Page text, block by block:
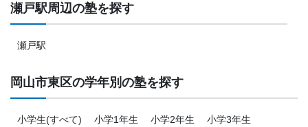
瀬戸駅周辺の塾を探す
瀬戸駅
岡山市東区の学年別の塾を探す
小学生(すべて) 小学1年生 小学2年生
小学3年生